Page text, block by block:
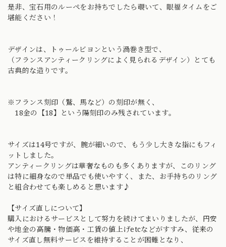
是非、宝石用のルーペをお持ちでしたら覗いて、眼福タイムをご
堪能ください！
デザインは、トゥールビヨンという渦巻き型で、
（フランスアンティークリングによく見られるデザイン）とても
古典的な造りです。
※フランス刻印（鷲、馬など）の刻印が無く、
18金の【18】という陽刻印のみ残されています。
サイズは14号ですが、腕が細いので、もう少し大きな指にもフィ
ットしました。
アンティークリングは華奢なものも多くありますが、このリング
は特に細身なので単品でも使いやすく、また、お手持ちのリング
と組合わせても楽しめると思います♪
【サイズ直しについて】
購入におけるサービスとして努力を続けてまいりましたが、円安
や地金の高騰・物価高・工賃の値上げetcなどがすすみ、従来の
サイズ直し無料サービスを維持することが困難となり、